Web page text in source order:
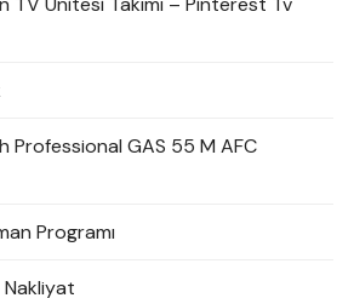
Professional GAS 55 M AFC
Programı
Nakliyat